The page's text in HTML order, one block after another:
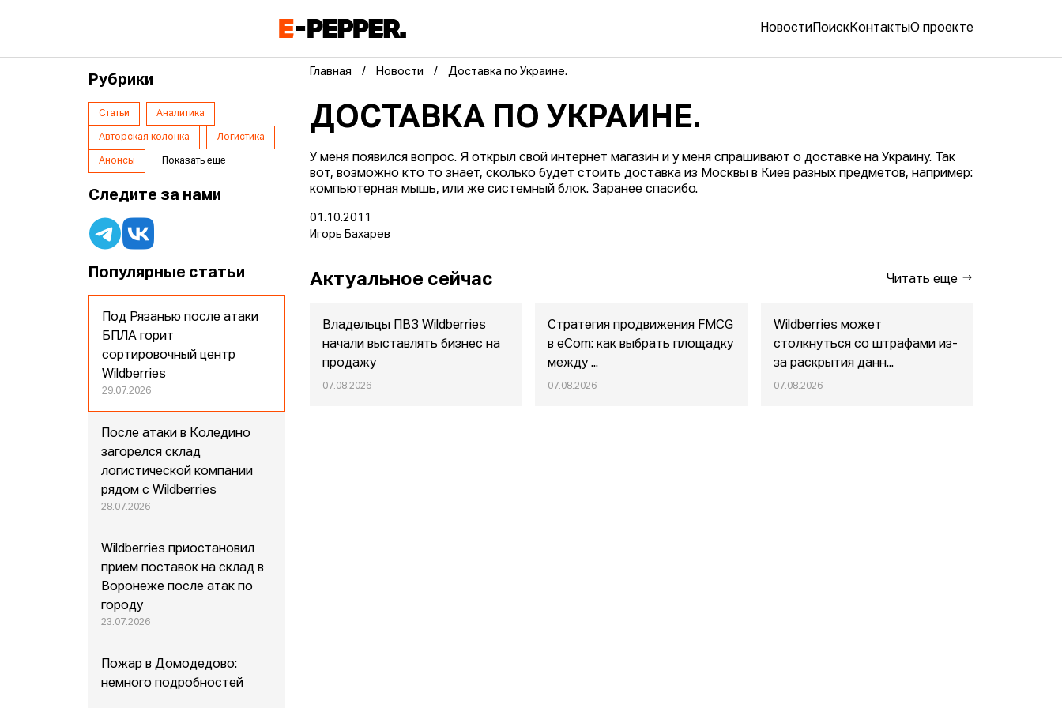
Новости ПоискКонтактыО проекте
Главная Новости Доставка по Украине.
ДОСТАВКА ПО УКРАИНЕ.
У меня появился вопрос. Я открыл свой интернет магазин и у меня спрашивают о доставке на Украину. Так
вот, возможно кто то знает, сколько будет стоить доставка из Москвы в Киев разных предметов, например:
компьютерная мышь, или же системный блок. Заранее спасибо.
01.10.2011
Игорь Бахарев
Актуальное сейчас Читать еще
Владельцы ПВЗ Wildberries
начали выставлять бизнес на
продажу
07.08.2026
Стратегия продвижения FMCG
в eСom: как выбрать площадку
между ...
07.08.2026
Wildberries может
столкнуться со штрафами из-
за раскрытия данн...
07.08.2026
Рубрики
Статьи Аналитика
Авторская колонка Логистика
Анонсы Показать еще
Следите за нами
Популярные статьи
Под Рязанью после атаки
БПЛА горит
сортировочный центр
Wildberries
29.07.2026
После атаки в Коледино
загорелся склад
логистической компании
рядом с Wildberries
28.07.2026
Wildberries приостановил
прием поставок на склад в
Воронеже после атак по
городу
23.07.2026
Пожар в Домодедово:
немного подробностей